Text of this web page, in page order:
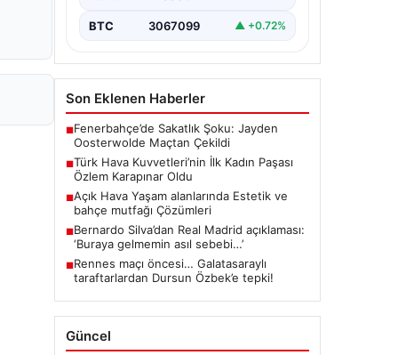
BTC 3067099 ▲ +0.72%
Son Eklenen Haberler
■Fenerbahçe’de Sakatlık Şoku: Jayden
Oosterwolde Maçtan Çekildi
■Türk Hava Kuvvetleri’nin İlk Kadın Paşası
Özlem Karapınar Oldu
■Açık Hava Yaşam alanlarında Estetik ve
bahçe mutfağı Çözümleri
■Bernardo Silva’dan Real Madrid açıklaması:
‘Buraya gelmemin asıl sebebi…’
■Rennes maçı öncesi… Galatasaraylı
taraftarlardan Dursun Özbek’e tepki!
Güncel